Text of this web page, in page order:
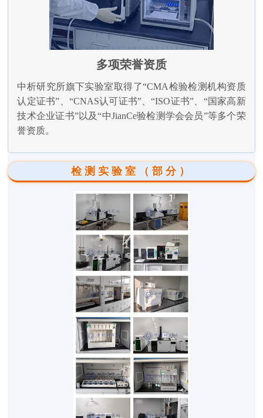
多项荣誉资质
中析研究所旗下实验室取得了“CMA检验检测机构资质
认定证书”、“CNAS认可证书”、“ISO证书”、“国家高新
技术企业证书”以及“中JianCe验检测学会会员”等多个荣
誉资质。
检测实验室（部分）